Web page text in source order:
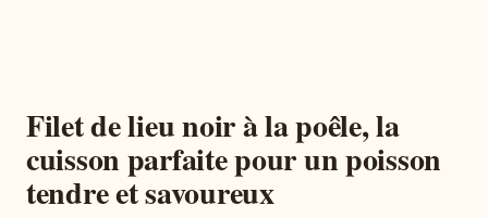
Filet de lieu noir à la poêle, la
cuisson parfaite pour un poisson
tendre et savoureux